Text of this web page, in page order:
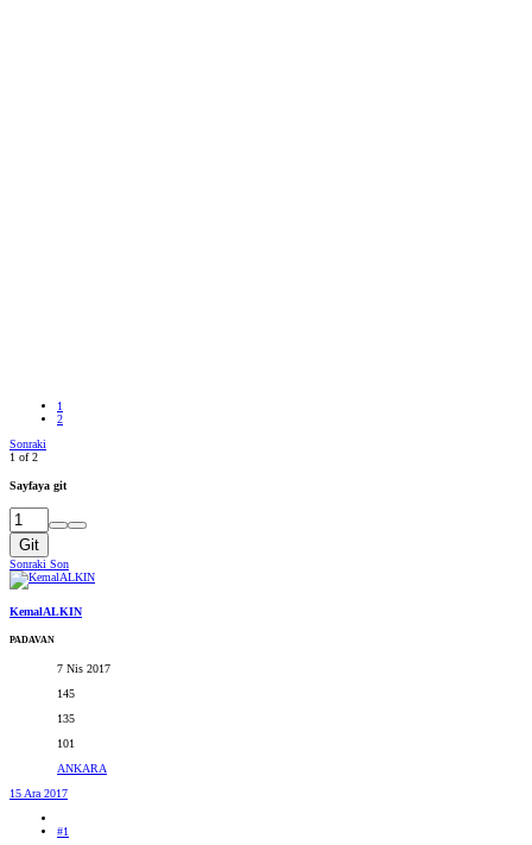
1
2
Sonraki
1 of 2
Sayfaya git
Git
Sonraki Son
KemalALKIN
PADAVAN
7 Nis 2017
145
135
101
ANKARA
15 Ara 2017
#1